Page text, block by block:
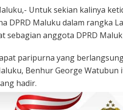
Untuk sekian kalinya
DPRD Maluku dalam rangka
sebagian anggota DPRD
paripurna yang
Benhur George
hadir.